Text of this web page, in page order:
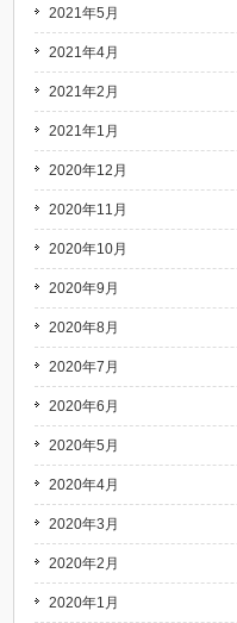
2021年5月
2021年4月
2021年2月
2021年1月
2020年12月
2020年11月
2020年10月
2020年9月
2020年8月
2020年7月
2020年6月
2020年5月
2020年4月
2020年3月
2020年2月
2020年1月